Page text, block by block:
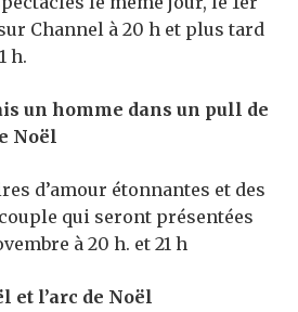
Channel à 20 h et plus tard
h.
un homme dans un pull de
Noël
d’amour étonnantes et des
qui seront présentées
à 20 h. et 21 h
et l’arc de Noël